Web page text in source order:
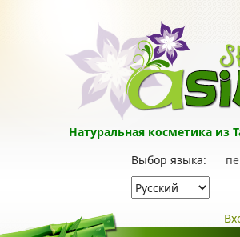
Натуральная косметика из
Выбор языка: